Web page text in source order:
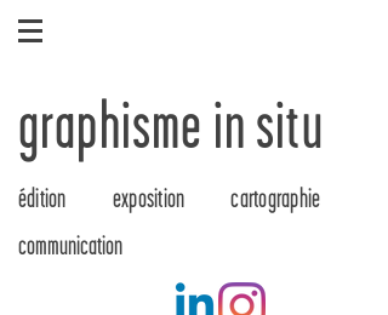
graphisme in situ
édition exposition
cartographie
communication